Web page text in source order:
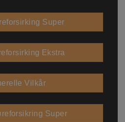
Super
Ekstra
Vilkår
Super